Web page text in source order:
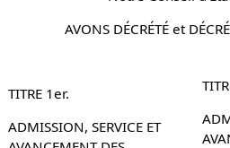
AVONS DÉCRÉTÉ et
TITRE 1er.
ADMISSION, SERVICE ET